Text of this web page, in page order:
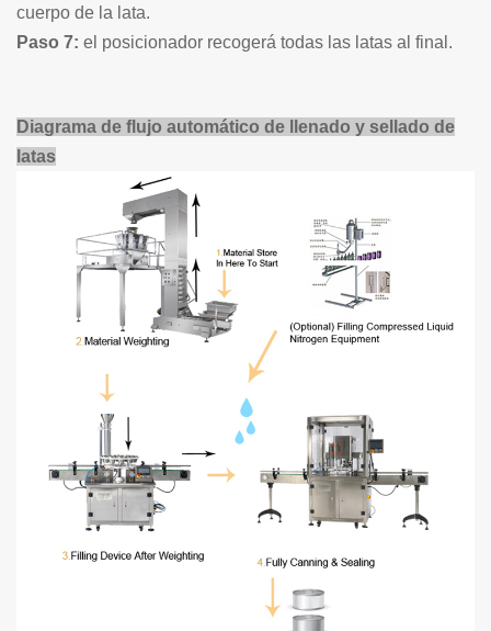
cuerpo de la lata.
Paso 7: el posicionador recogerá todas las latas al final.
Diagrama de flujo automático de llenado y sellado de
latas